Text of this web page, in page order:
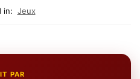
in: Jeux
PAR